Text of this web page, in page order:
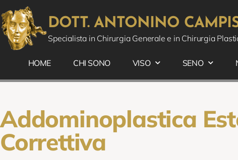
DOTT.ANTONINO
Specialista in Chirurgia Generale e in Chirurgia
HOME CHI SONO VISO SENO
Addominoplastica
Correttiva